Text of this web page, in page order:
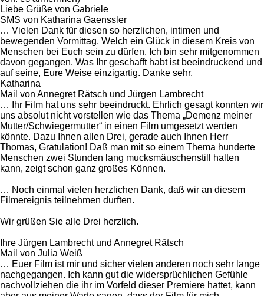
Liebe Grüße von Gabriele
SMS von Katharina Gaenssler
… Vielen Dank für diesen so herzlichen, intimen und
bewegenden Vormittag. Welch ein Glück in diesem Kreis von
Menschen bei Euch sein zu dürfen. Ich bin sehr mitgenommen
davon gegangen. Was Ihr geschafft habt ist beeindruckend und
auf seine, Eure Weise einzigartig. Danke sehr.
Katharina
Mail von Annegret Rätsch und Jürgen Lambrecht
… Ihr Film hat uns sehr beeindruckt. Ehrlich gesagt konnten wir
uns absolut nicht vorstellen wie das Thema „Demenz meiner
Mutter/Schwiegermutter“ in einen Film umgesetzt werden
könnte. Dazu Ihnen allen Drei, gerade auch Ihnen Herr
Thomas, Gratulation! Daß man mit so einem Thema hunderte
Menschen zwei Stunden lang mucksmäuschenstill halten
kann, zeigt schon ganz großes Können.
… Noch einmal vielen herzlichen Dank, daß wir an diesem
Filmereignis teilnehmen durften.
Wir grüßen Sie alle Drei herzlich.
Ihre Jürgen Lambrecht und Annegret Rätsch
Mail von Julia Weiß
… Euer Film ist mir und sicher vielen anderen noch sehr lange
nachgegangen. Ich kann gut die widersprüchlichen Gefühle
nachvollziehen die ihr im Vorfeld dieser Premiere hattet, kann